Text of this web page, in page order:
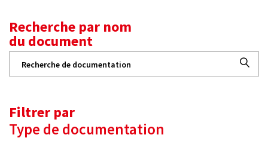
Recherche par nom
du document
Recherche
pour :
Filtrer par
Type de documentation